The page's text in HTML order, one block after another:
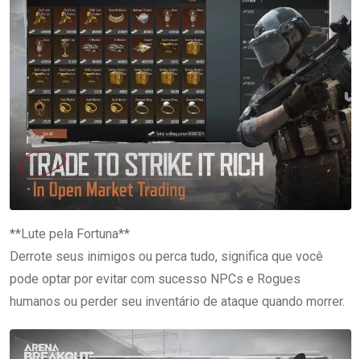
**Lute pela Fortuna**
Derrote seus inimigos ou perca tudo, significa que você
pode optar por evitar com sucesso NPCs e Rogues
humanos ou perder seu inventário de ataque quando morrer.